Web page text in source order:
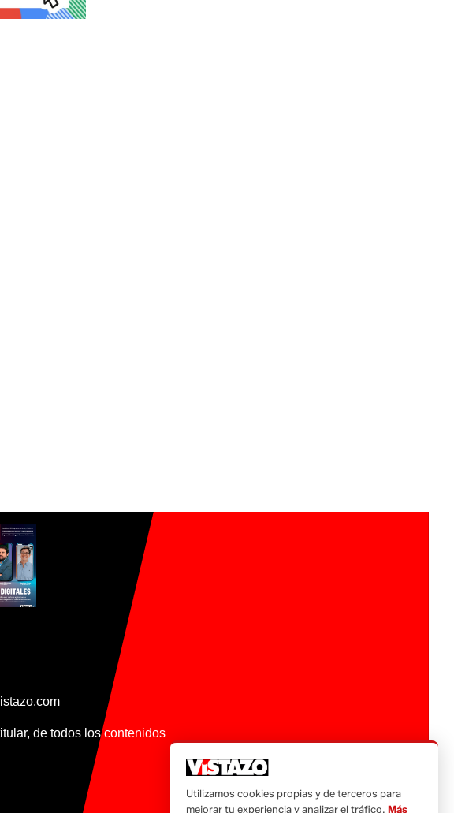
de todos los contenidos
Utilizamos cookies propias y de terceros para
mejorar tu experiencia y analizar el tráfico. Más